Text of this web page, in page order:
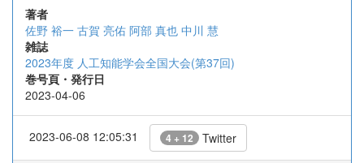
著者
佐野 裕一 古賀 亮佑 阿部 真也 中川 慧
雑誌
2023年度 人工知能学会全国大会(第37回)
巻号頁・発行日
2023-04-06
2023-06-08 12:05:31 4 + 12 Twitter